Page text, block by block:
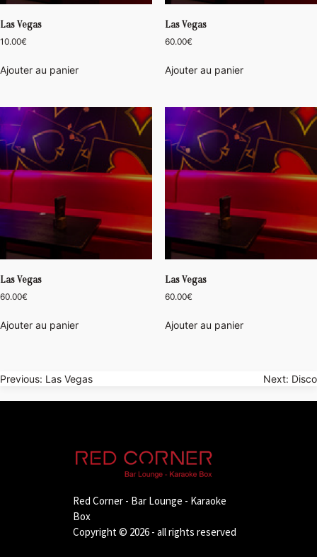
Las Vegas
10.00€
Ajouter au panier
Las Vegas
60.00€
Ajouter au panier
Las Vegas
60.00€
Ajouter au panier
Las Vegas
60.00€
Ajouter au panier
Navigation
de
Previous: Las Vegas Next: Disco
Red Corner - Bar Lounge - Karaoke
Box
Copyright © 2026 - all rights reserved